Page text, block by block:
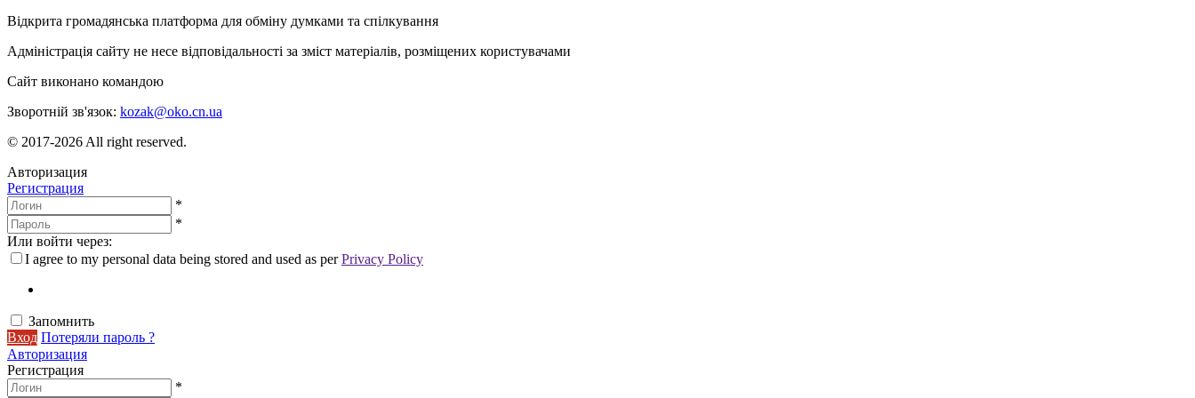
Відкрита громадянська платформа для обміну думками та спілкування
Адміністрація сайту не несе відповідальності за зміст матеріалів, розміщених користувачами
Сайт виконано командою
Зворотній зв'язок: kozak@oko.cn.ua
© 2017-2026 All right reserved.
Авторизация
Регистрация
*
*
Или войти через:
I agree to my personal data being stored and used as perPrivacy Policy
Запомнить
Вход Потеряли пароль ?
Авторизация
Регистрация
*